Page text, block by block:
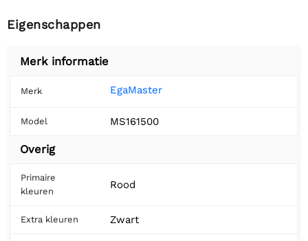
Eigenschappen
Merk informatie
Merk EgaMaster
Model MS161500
Overig
Primaire
kleuren
Rood
Extra kleuren Zwart